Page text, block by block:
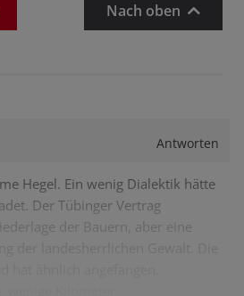
Nach oben
Antworten
Hegel. Ein wenig Dialektik hätte
Der Tübinger Vertrag
der Bauern, aber eine